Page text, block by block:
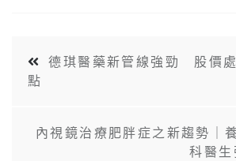
德琪醫藥新管線強勁 股價
點
內視鏡治療肥胖症之新趨勢｜
科醫生